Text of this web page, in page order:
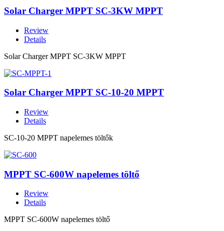
Solar Charger MPPT SC-3KW MPPT
Review
Details
Solar Charger MPPT SC-3KW MPPT
Solar Charger MPPT SC-10-20 MPPT
Review
Details
SC-10-20 MPPT napelemes töltők
MPPT SC-600W napelemes töltő
Review
Details
MPPT SC-600W napelemes töltő